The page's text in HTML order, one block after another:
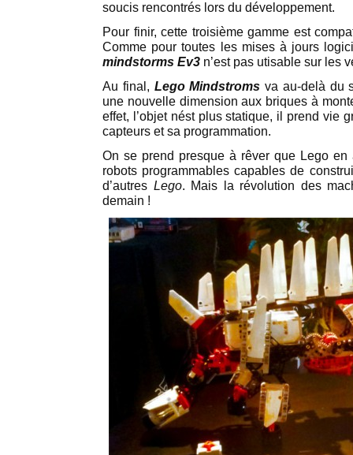
soucis rencontrés lors du développement.
Pour finir, cette troisième gamme est
Comme pour toutes les mises à jours
mindstorms Ev3 n’est pas utisable sur les
Au final, Lego Mindstroms va au-delà du
une nouvelle dimension aux briques à
effet, l’objet nést plus statique, il prend vie
capteurs et sa programmation.
On se prend presque à rêver que Lego
robots programmables capables de
d’autres Lego. Mais la révolution des
demain !